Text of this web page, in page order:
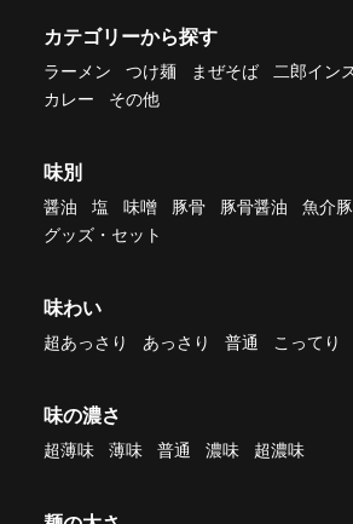
カテゴリーから探す
ラーメン つけ麺 まぜそば 二郎イン
カレー
その他
味別
醤油 塩 味噌 豚骨 豚骨醤油 魚介
グッズ・セット
味わい
超あっさり あっさり 普通 こってり
味の濃さ
超薄味 薄味 普通 濃味 超濃味